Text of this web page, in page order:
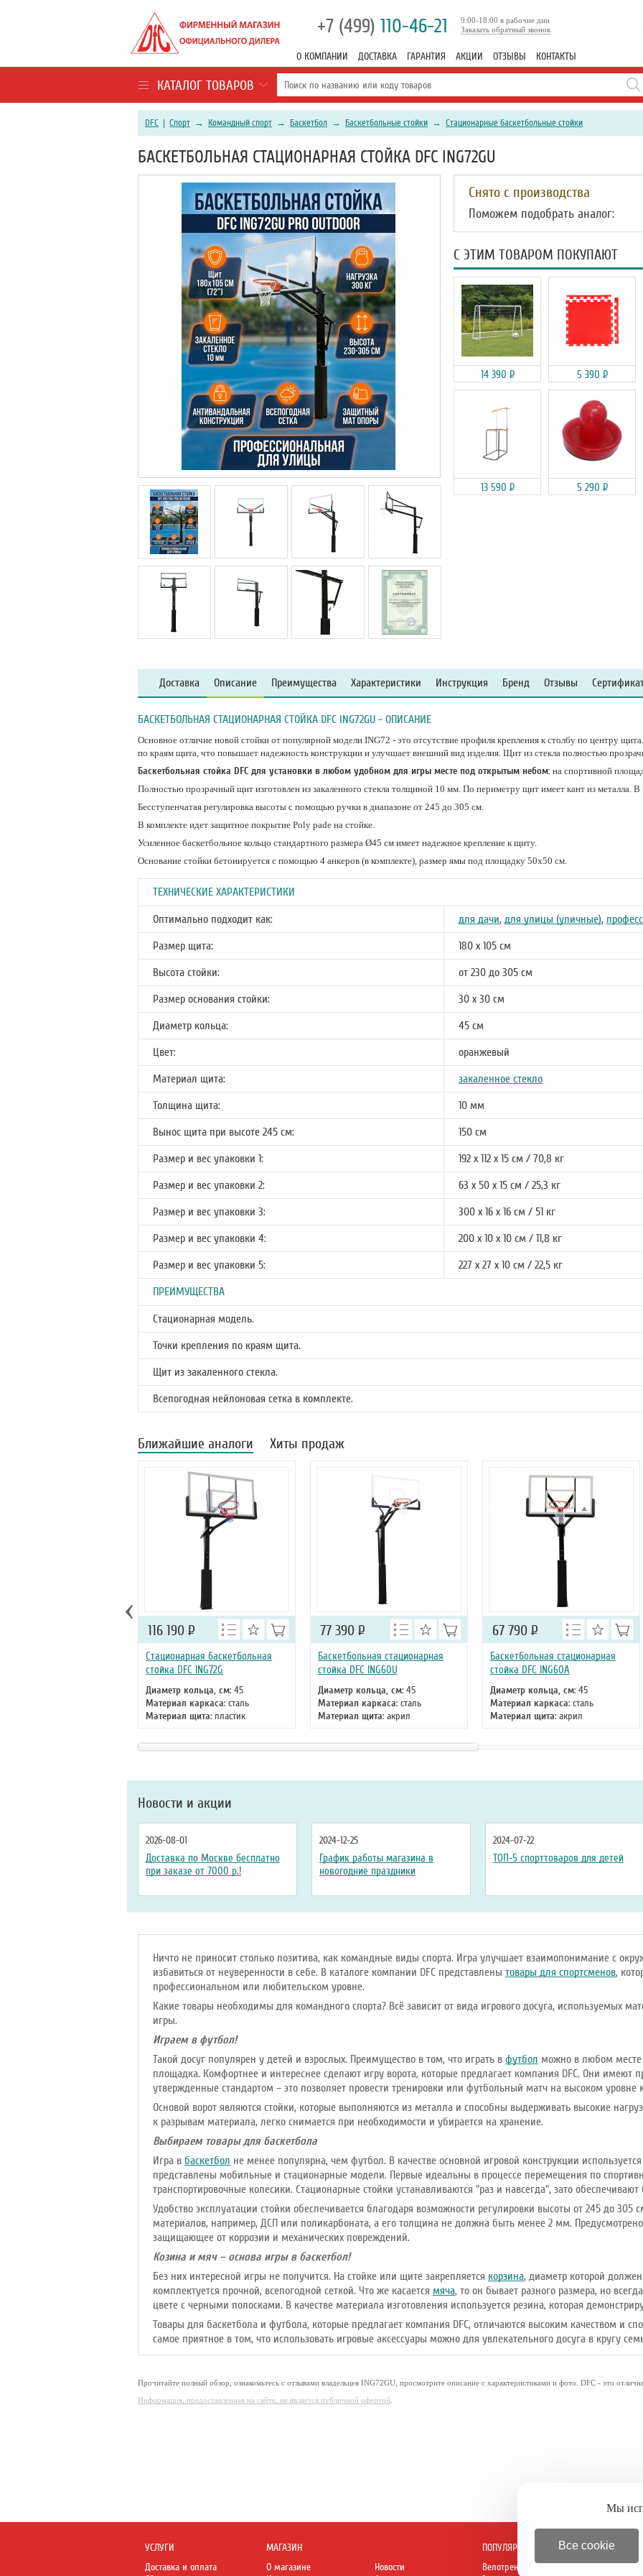
+7 (499) 110-46-21 Заказать обратный звонок
9:00-18:00 в рабочие дни
О КОМПАНИИ ДОСТАВКА ГАРАНТИЯ АКЦИИ ОТЗЫВЫ КОНТАКТЫ
КАТАЛОГ ТОВАРОВ
DFC | Спорт → Командный спорт → Баскетбол → Баскетбольные стойки → Стационарные баскетбольные стойки
БАСКЕТБОЛЬНАЯ СТАЦИОНАРНАЯ СТОЙКА DFC ING72GU
Снято с производства
Поможем подобрать аналог:
С ЭТИМ ТОВАРОМ ПОКУПАЮТ
14 390 Р 5 390 Р
13 590 Р 5 290 Р
Доставка Описание Преимущества Характеристики Инструкция Бренд Отзывы
БАСКЕТБОЛЬНАЯ СТАЦИОНАРНАЯ СТОЙКА DFC ING72GU - ОПИСАНИЕ
Основное отличие новой стойки от популярной модели ING72 - это отсутствие профиля крепления к столбу по центру
по краям щита, что повышает надежность конструкции и улучшает внешний вид изделия. Щит из стекла полностью
Баскетбольная стойка DFC для установки в любом удобном для игры месте под открытым небом: на спортивной
Полностью прозрачный щит изготовлен из закаленного стекла толщиной 10 мм. По периметру щит имеет кант из металла.
Бесступенчатая регулировка высоты с помощью ручки в диапазоне от 245 до 305 см.
В комплекте идет защитное покрытие Poly pade на стойке.
Усиленное баскетбольное кольцо стандартного размера Ø45 см имеет надежное крепление к щиту.
Основание стойки бетонируется с помощью 4 анкеров (в комплекте), размер ямы под площадку 50х50 см.
ТЕХНИЧЕСКИЕ ХАРАКТЕРИСТИКИ
Оптимально подходит как:
для дачи, для улицы (уличные),
Размер щита:
180 х 105 см
Высота стойки:
от 230 до 305 см
Размер основания стойки:
30 х 30 см
Диаметр кольца:
45 см
Цвет:
оранжевый
Материал щита:
закаленное стекло
Толщина щита:
10 мм
Вынос щита при высоте 245 см:
150 см
Размер и вес упаковки 1:
192 х 112 х 15 см / 70,8 кг
Размер и вес упаковки 2:
63 х 50 х 15 см / 25,3 кг
Размер и вес упаковки 3:
300 х 16 х 16 см / 51 кг
Размер и вес упаковки 4:
200 х 10 х 10 см / 11,8 кг
Размер и вес упаковки 5:
227 х 27 х 10 см / 22,5 кг
ПРЕИМУЩЕСТВА
Стационарная модель.
Точки крепления по краям щита.
Щит из закаленного стекла.
Всепогодная нейлоновая сетка в комплекте.
Ближайшие аналоги Хиты продаж
Стационарная баскетбольная
стойка DFC ING72G
Диаметр кольца, см: 45
Материал каркаса: сталь
Материал щита: пластик
Размер щита, см: 180 х 105
Тип складного механизма:
механический
116 190 Р
Баскетбольная стационарная
стойка DFC ING60U
Диаметр кольца, см: 45
Материал каркаса: сталь
Материал щита: акрил
Размер щита, см: 152 х 90
Тип складного механизма:
механический
77 390 Р
Баскетбольная стационарная
стойка DFC ING60A
Диаметр кольца, см: 45
Материал каркаса: сталь
Материал щита: акрил
Размер щита, см: 152 х 90
67 790 Р
‹
Новости и акции
2026-08-01
Доставка по Москве бесплатно
при заказе от 7000 р.!
2024-12-25
График работы магазина в
новогодние праздники
2024-07-22
ТОП-5 спорттоваров для детей
Ничто не приносит столько позитива, как командные виды спорта. Игра улучшает взаимопонимание с
избавиться от неуверенности в себе. В каталоге компании DFC представлены товары для спортсменов,
профессиональном или любительском уровне.
Какие товары необходимы для командного спорта? Всё зависит от вида игрового досуга, используемых
игры.
Играем в футбол!
Такой досуг популярен у детей и взрослых. Преимущество в том, что играть в футбол можно в любом месте
площадка. Комфортнее и интереснее сделают игру ворота, которые предлагает компания DFC. Они имеют
утвержденные стандартом – это позволяет провести тренировки или футбольный матч на высоком уровне
Основой ворот являются стойки, которые выполняются из металла и способны выдерживать высокие
к разрывам материала, легко снимается при необходимости и убирается на хранение.
Выбираем товары для баскетбола
Игра в баскетбол не менее популярна, чем футбол. В качестве основной игровой конструкции
представлены мобильные и стационарные модели. Первые идеальны в процессе перемещения по
транспортировочные колесики. Стационарные стойки устанавливаются "раз и навсегда", зато
Удобство эксплуатации стойки обеспечивается благодаря возможности регулировки высоты от 245 до
материалов, например, ДСП или поликарбоната, а его толщина не должна быть менее 2 мм.
защищающее от коррозии и механических повреждений.
Козина и мяч – основа игры в баскетбол!
Без них интересной игры не получится. На стойке или щите закрепляется корзина, диаметр которой
комплектуется прочной, всепогодной сеткой. Что же касается мяча, то он бывает разного размера, но
цвете с черными полосками. В качестве материала изготовления используется резина, которая
Товары для баскетбола и футбола, которые предлагает компания DFC, отличаются высоким качеством и
самое приятное в том, что использовать игровые аксессуары можно для увлекательного досуга в кругу
Прочитайте полный обзор, ознакомьтесь с отзывами владельцев ING72GU, просмотрите описание с характеристиками и фото. DFC - это
Информация, предоставленная на сайте, не является публичной офертой
УСЛУГИ
Доставка и оплата
МАГАЗИН
О магазине
Новости
ПОПУЛЯРНОЕ
Велотренажеры
Батуты
Мы
Все cookie